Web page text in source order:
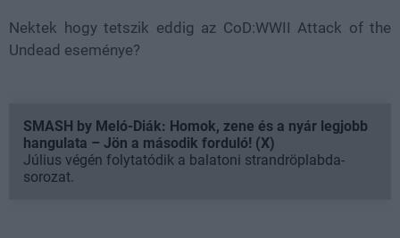
Nektek hogy tetszik eddig az CoD:WWII Attack of the
Undead eseménye?
SMASH by Meló-Diák: Homok, zene és a nyár legjobb
hangulata – Jön a második forduló! (X)
Július végén folytatódik a balatoni strandröplabda-
sorozat.